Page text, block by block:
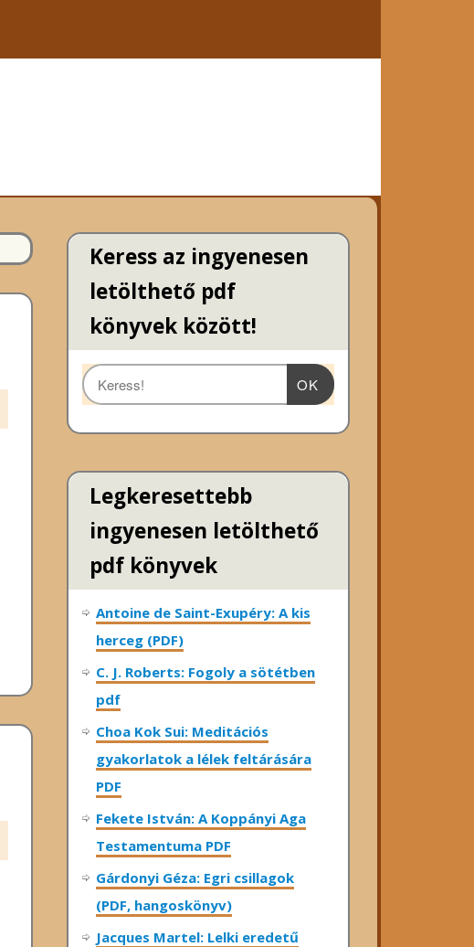
Keress az ingyenesen
letölthető pdf
könyvek között!
OK
Legkeresettebb
ingyenesen letölthető
pdf könyvek
Antoine de Saint-Exupéry: A kis
herceg (PDF)
C. J. Roberts: Fogoly a sötétben
pdf
Choa Kok Sui: Meditációs
gyakorlatok a lélek feltárására
PDF
Fekete István: A Koppányi Aga
Testamentuma PDF
Gárdonyi Géza: Egri csillagok
(PDF, hangoskönyv)
Jacques Martel: Lelki eredetű